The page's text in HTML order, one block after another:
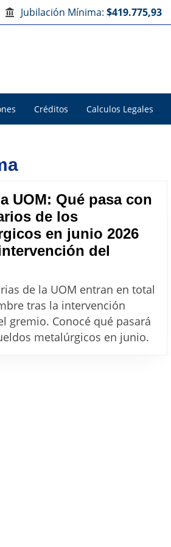
Jubilación Mínima: $419.775,93
Créditos Calculos Legales
UOM: Qué pasa con
de los
en junio 2026
del
con
de la UOM entran en total
tras la intervención
gremio. Conocé qué pasará
metalúrgicos en junio.